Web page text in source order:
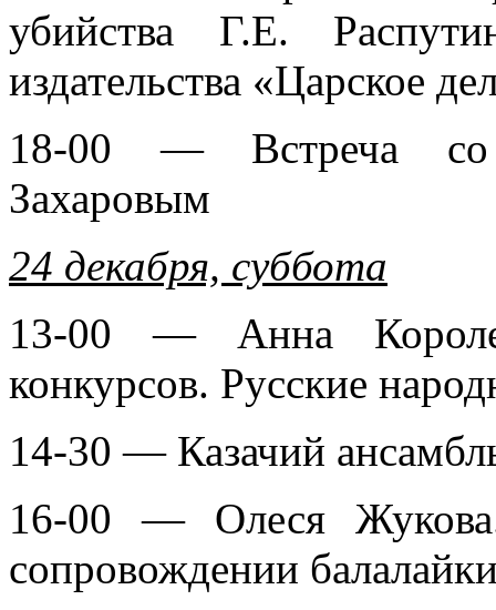
убийства Г.Е.
издательства «Царское
18-00 — Встреча со
Захаровым
24 декабря, суббота
13-00 — Анна
конкурсов. Русские
14-30 — Казачий
16-00 — Олеся
сопровождении